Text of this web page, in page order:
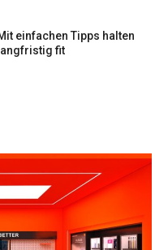
einfachen Tipps halten
fit